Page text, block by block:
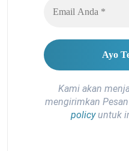
Kami akan
mengirimkan
policyuntuk